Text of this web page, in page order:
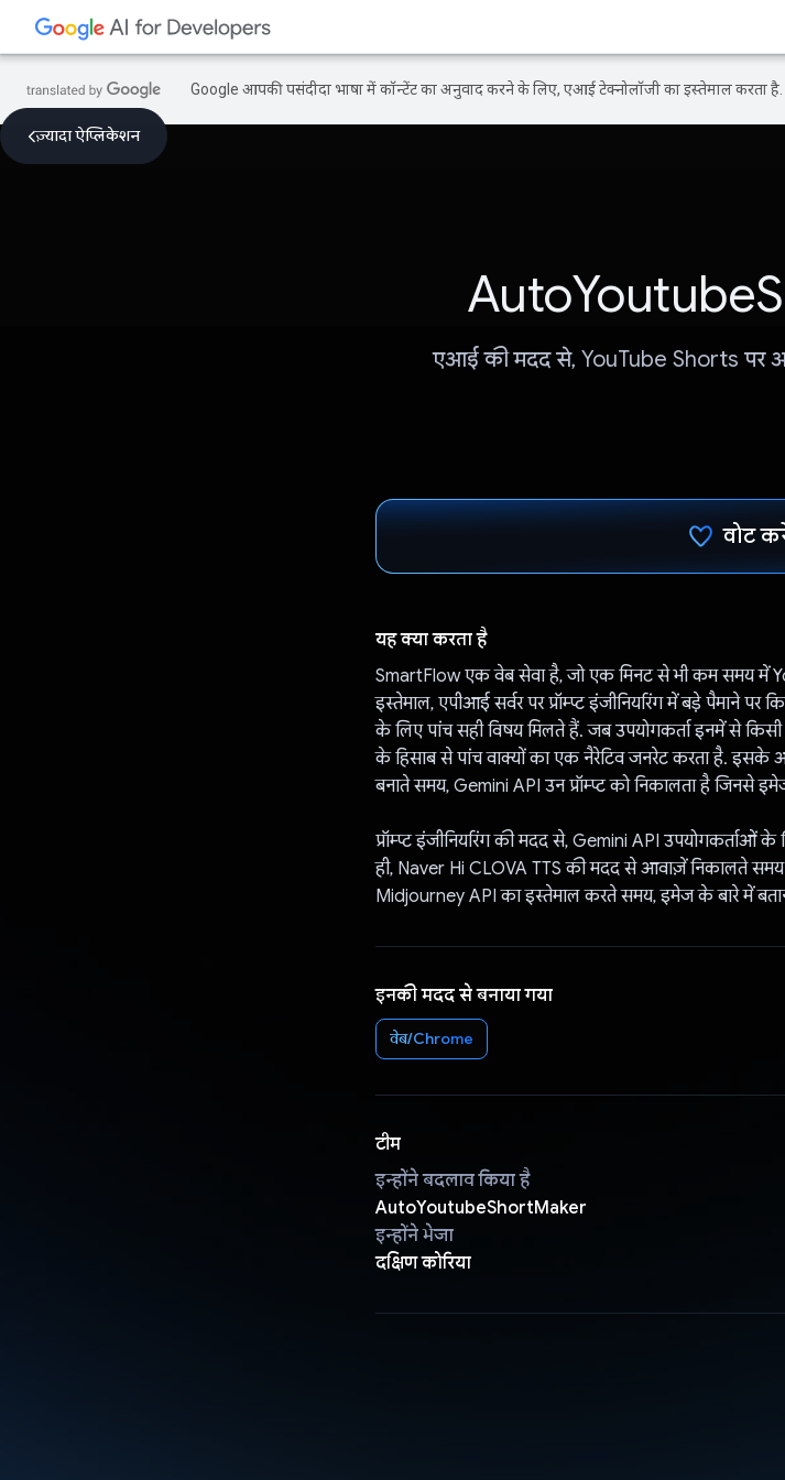
Google आपकी पसंदीदा भाषा में कॉन्टेंट का अनुवाद करने के लिए, एआई टेक्नोलॉजी का इस्तेमाल करता
ज़्यादा ऐप्लिकेशन
एआई की मदद से, YouTube Shorts पर
वोट
यह क्या करता है
SmartFlow एक वेब सेवा है, जो एक मिनट से भी कम समय में
इस्तेमाल, एपीआई सर्वर पर प्रॉम्प्ट इंजीनियरिंग में बड़े पैमाने पर
के लिए पांच सही विषय मिलते हैं. जब उपयोगकर्ता इनमें से
के हिसाब से पांच वाक्यों का एक नैरेटिव जनरेट करता है.
बनाते समय, Gemini API उन प्रॉम्प्ट को निकालता है जिनसे
प्रॉम्प्ट इंजीनियरिंग की मदद से, Gemini API उपयोगकर्ताओं
ही, Naver Hi CLOVA TTS की मदद से आवाज़ें निकालते समय
Midjourney API का इस्तेमाल करते समय, इमेज के बारे में बताने
इनकी मदद से बनाया गया
वेब/Chrome
टीम
इन्होंने बदलाव किया है
AutoYoutubeShortMaker
इन्होंने भेजा
दक्षिण कोरिया